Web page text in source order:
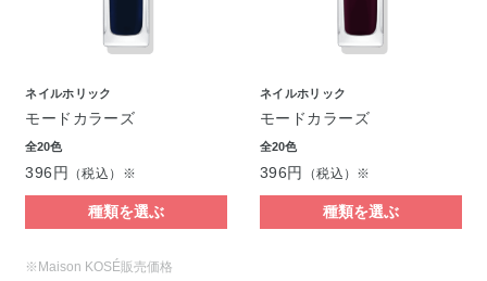
ネイルホリック
モードカラーズ
全20色
396円 （税込）※
種類を選ぶ
ネイルホリック
モードカラーズ
全20色
396円 （税込）※
種類を選ぶ
※Maison KOSÉ販売価格